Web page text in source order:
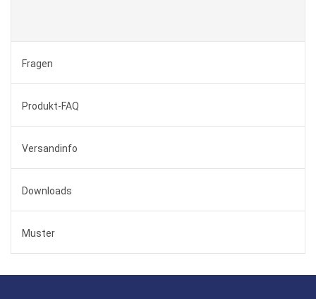
Fragen
Produkt-FAQ
Versandinfo
Downloads
Muster